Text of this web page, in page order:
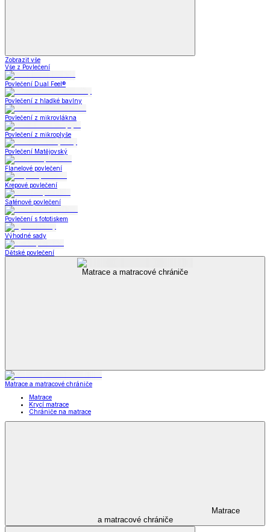
Zobrazit vše
Vše z Povlečení
Povlečení Dual Feel®
Povlečení z hladké bavlny
Povlečení z mikrovlákna
Povlečení z mikroplyše
Povlečení Matějovský
Flanelové povlečení
Krepové povlečení
Saténové povlečení
Povlečení s fototiskem
Výhodné sady
Dětské povlečení
Matrace a matracové chrániče
Matrace a matracové chrániče
Matrace
Krycí matrace
Chrániče na matrace
Matrace
a matracové chrániče